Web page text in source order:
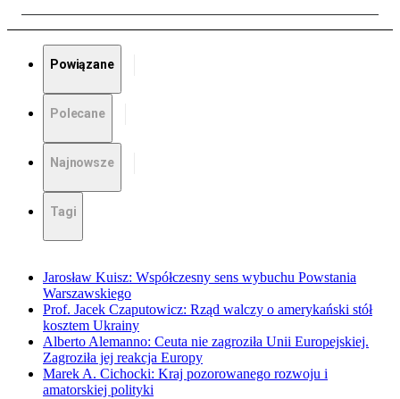
Powiązane
Polecane
Najnowsze
Tagi
Jarosław Kuisz: Współczesny sens wybuchu Powstania
Warszawskiego
Prof. Jacek Czaputowicz: Rząd walczy o amerykański stół
kosztem Ukrainy
Alberto Alemanno: Ceuta nie zagroziła Unii Europejskiej.
Zagroziła jej reakcja Europy
Marek A. Cichocki: Kraj pozorowanego rozwoju i
amatorskiej polityki